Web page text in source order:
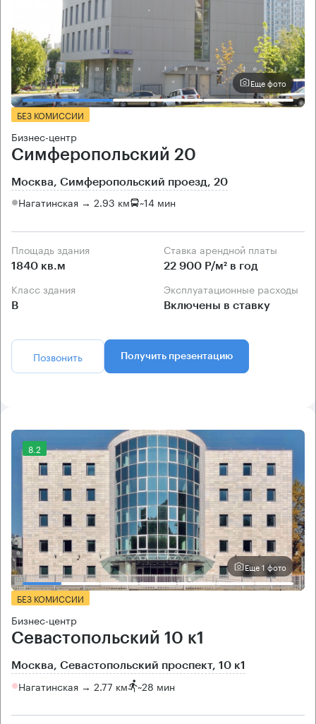
Еще фото
БЕЗ КОМИССИИ
Бизнес-центр
Симферопольский 20
Москва, Симферопольский проезд, 20
Нагатинская → 2.93 км ~14 мин
Площадь здания
1840 кв.м
Ставка арендной платы
22 900 Р/м² в год
Класс здания
B
Эксплуатационные расходы
Включены в ставку
Позвонить Получить презентацию
8.2
Еще 1 фото
БЕЗ КОМИССИИ
Бизнес-центр
Севастопольский 10 к1
Москва, Севастопольский проспект, 10 к1
Нагатинская → 2.77 км ~28 мин